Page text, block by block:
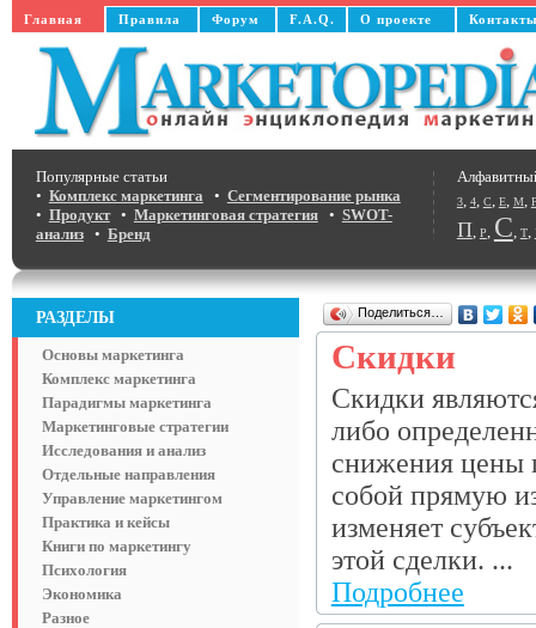
Главная Правила Форум F.A.Q. О проекте
3, 4, C, E, M,
П, Р, С, Т,
Популярные статьи
• Комплекс маркетинга • Сегментирование рынка
• Продукт• Маркетинговая стратегия• SWOT-
анализ• Бренд
РАЗДЕЛЫ
Основы маркетинга
Комплекс маркетинга
Парадигмы маркетинга
Маркетинговые стратегии
Исследования и анализ
Отдельные направления
Управление маркетингом
Практика и кейсы
Книги по маркетингу
Психология
Экономика
Разное
Поделиться…
Скидки
Скидки
либо
снижения цены
собой прямую
изменяет
этой сделки. ...
Подробнее